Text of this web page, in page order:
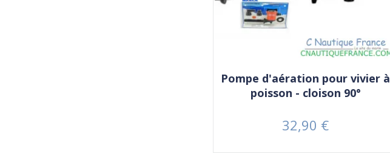
Pompe d'aération pour vivier à
poisson - cloison 90°
Prix
32,90 €